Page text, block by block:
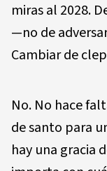
miras al 2028.
—no de
Cambiar de
No. No hace
de santo para
hay una gracia